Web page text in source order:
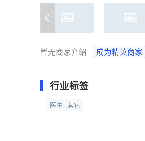
暂无商家介绍 成为精英商家
行业标签
医生-其它